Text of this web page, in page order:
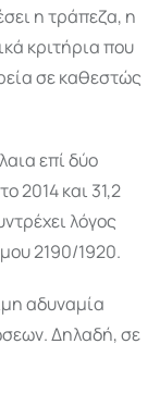
η τράπεζα, η
κριτήρια που
σε καθεστώς
επί δύο
2014 και 31,2
λόγος
2190/1920.
αδυναμία
Δηλαδή, σε